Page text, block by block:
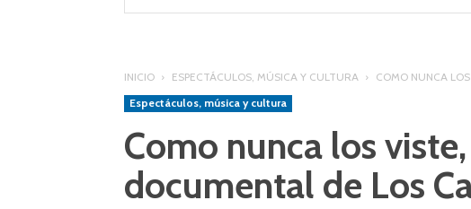
INICIO ESPECTÁCULOS, MÚSICA Y CULTURA
COMO NUNCA
Espectáculos, música y cultura
Como nunca los
documental de Los